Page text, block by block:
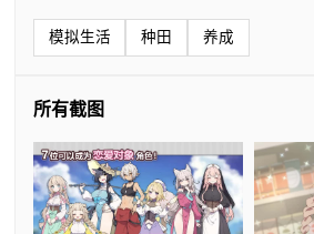
模拟生活 种田 养成
所有截图